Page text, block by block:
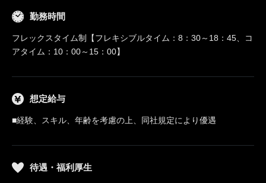
勤務時間
フレックスタイム制【フレキシブルタイム：8：30～18：45、コ
アタイム：10：00～15：00】
想定給与
■経験、スキル、年齢を考慮の上、同社規定により優遇
待遇・福利厚生